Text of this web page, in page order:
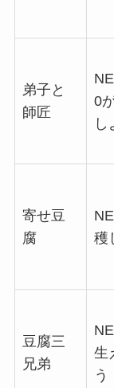
弟子と
師匠
0
し
寄せ豆
腐
穫
豆腐三
兄弟
生
う